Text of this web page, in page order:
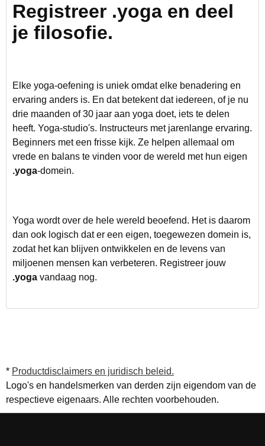
Registreer .yoga en deel
je filosofie.
Elke yoga-oefening is uniek omdat elke benadering en
ervaring anders is. En dat betekent dat iedereen, of je nu
drie maanden of 30 jaar aan yoga doet, iets te delen
heeft. Yoga-studio's. Instructeurs met jarenlange ervaring.
Beginners met een frisse kijk. Ze helpen allemaal om
vrede en balans te vinden voor de wereld met hun eigen
.yoga-domein.
Yoga wordt over de hele wereld beoefend. Het is daarom
dan ook logisch dat er een eigen, toegewezen domein is,
zodat het kan blijven ontwikkelen en de levens van
miljoenen mensen kan verbeteren. Registreer jouw
.yoga vandaag nog.
* Productdisclaimers en juridisch beleid.
Logo's en handelsmerken van derden zijn eigendom van de
respectieve eigenaars. Alle rechten voorbehouden.